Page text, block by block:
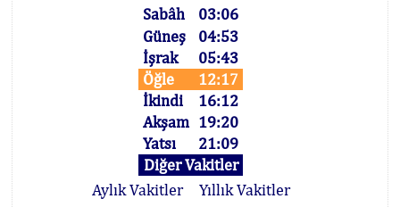
Sabâh
03:06
Güneş
04:53
İşrak
05:43
Öğle
12:17
İkindi
16:12
Akşam 19:20
Yatsı
21:09
Diğer Vakitler
Aylık Vakitler
Yıllık Vakitler